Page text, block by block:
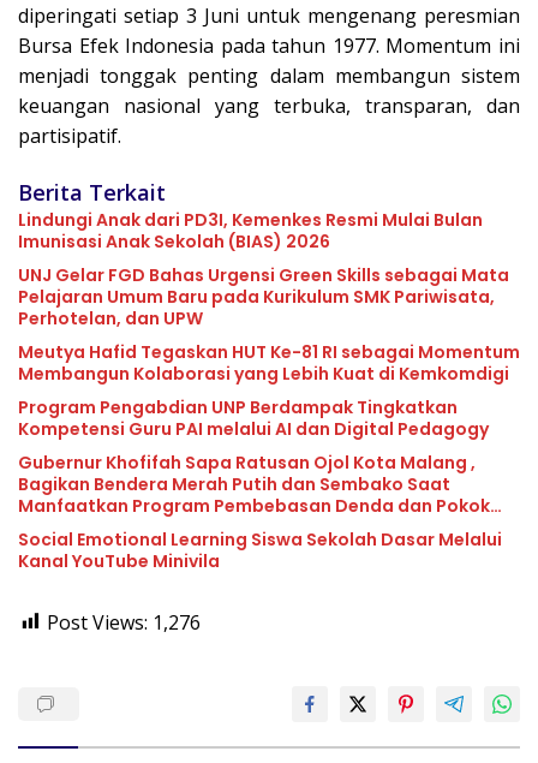
diperingati setiap 3 Juni untuk mengenang peresmian
Bursa Efek Indonesia pada tahun 1977. Momentum ini
menjadi tonggak penting dalam membangun sistem
keuangan nasional yang terbuka, transparan, dan
partisipatif.
Berita Terkait
Lindungi Anak dari PD3I, Kemenkes Resmi Mulai Bulan
Imunisasi Anak Sekolah (BIAS) 2026
UNJ Gelar FGD Bahas Urgensi Green Skills sebagai Mata
Pelajaran Umum Baru pada Kurikulum SMK Pariwisata,
Perhotelan, dan UPW
Meutya Hafid Tegaskan HUT Ke-81 RI sebagai Momentum
Membangun Kolaborasi yang Lebih Kuat di Kemkomdigi
Program Pengabdian UNP Berdampak Tingkatkan
Kompetensi Guru PAI melalui AI dan Digital Pedagogy
Gubernur Khofifah Sapa Ratusan Ojol Kota Malang ,
Bagikan Bendera Merah Putih dan Sembako Saat
Manfaatkan Program Pembebasan Denda dan Pokok
Tunggakan PKB
Social Emotional Learning Siswa Sekolah Dasar Melalui
Kanal YouTube Minivila
Post Views: 1,276